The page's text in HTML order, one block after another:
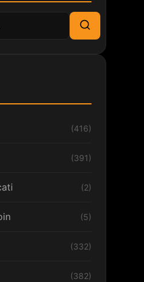
Cerca
(416)
(391)
(2)
(5)
(332)
(382)